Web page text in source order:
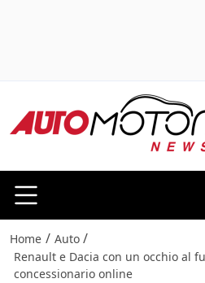
Home / Auto /
Renault e Dacia con un occhio al
concessionario online